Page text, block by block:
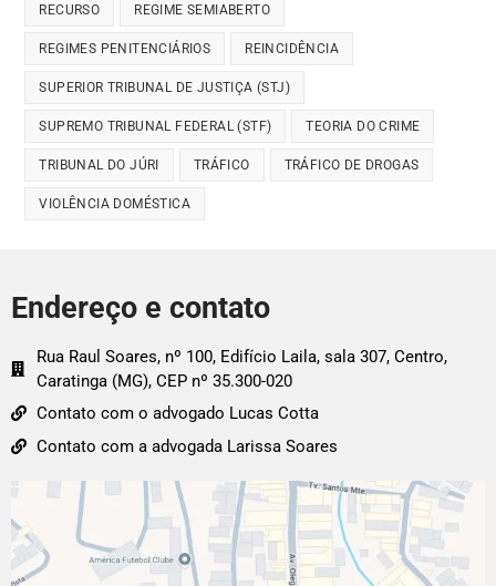
RECURSO REGIME SEMIABERTO
REGIMES PENITENCIÁRIOS REINCIDÊNCIA
SUPERIOR TRIBUNAL DE JUSTIÇA (STJ)
SUPREMO TRIBUNAL FEDERAL (STF) TEORIA DO CRIME
TRIBUNAL DO JÚRI TRÁFICO TRÁFICO DE DROGAS
VIOLÊNCIA DOMÉSTICA
Endereço e contato
Rua Raul Soares, nº 100, Edifício Laila, sala 307, Centro,
Caratinga (MG), CEP nº 35.300-020
Contato com o advogado Lucas Cotta
Contato com a advogada Larissa Soares